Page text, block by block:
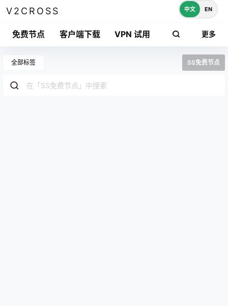
V2CROSS
免费节点 客户端下载 VPN 试用 更多
中文 EN
全部标签 SS免费节点